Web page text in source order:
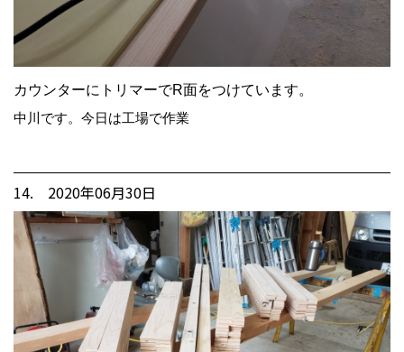
カウンターにトリマーでR面をつけています。
中川です。今日は工場で作業
14. 2020年06月30日